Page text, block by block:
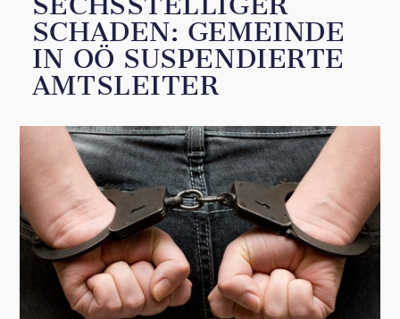
SCHADEN: GEMEINDE
IN OÖ SUSPENDIERTE
AMTSLEITER